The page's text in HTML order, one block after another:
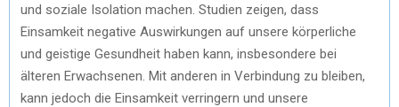
und soziale Isolation machen. Studien zeigen, dass
Einsamkeit negative Auswirkungen auf unsere körperliche
und geistige Gesundheit haben kann, insbesondere bei
älteren Erwachsenen. Mit anderen in Verbindung zu bleiben,
kann jedoch die Einsamkeit verringern und unsere